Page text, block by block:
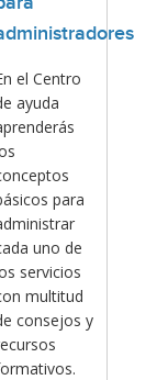
el Centro
ayuda
para
uno de
servicios
multitud
consejos y